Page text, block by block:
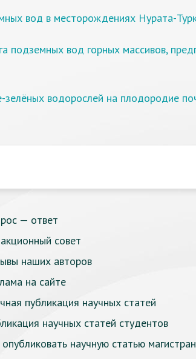
вод в месторождениях Нурата-
вод горных массивов,
зелёных водорослей на плодородие
— ответ
совет
наших авторов
на сайте
публикация научных статей
научных статей студентов
опубликовать научную статью